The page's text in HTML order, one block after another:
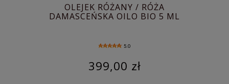
OLEJEK RÓŻANY / RÓŻA
DAMASCEŃSKA OILO BIO 5 ML
5.0
399,00 zł